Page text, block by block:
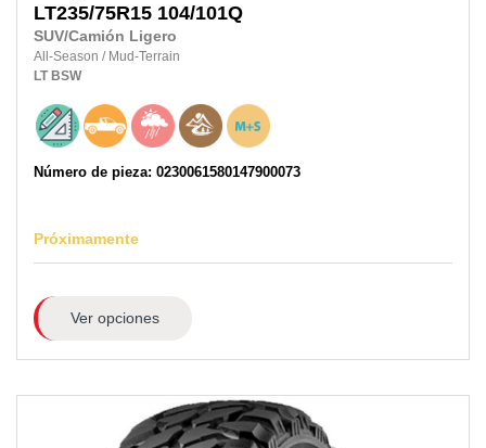
LT235/75R15 104/101Q
SUV/Camión Ligero
All-Season / Mud-Terrain
LT BSW
Número de pieza: 0230061580147900073
Próximamente
Ver opciones